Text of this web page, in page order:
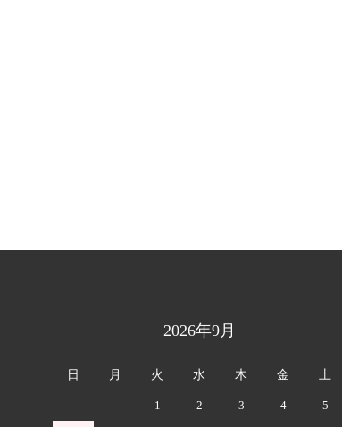
2026年9月
日 月 火 水 木 金 土
1 2 3 4 5